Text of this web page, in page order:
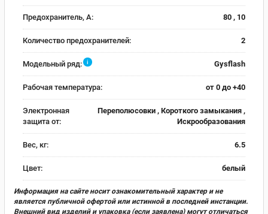
Предохранитель, А: 80 , 10
Количество предохранителей: 2
Модельный ряд: i Gysflash
Рабочая температура: от 0 до +40
Электронная
защита от:
Переполюсовки , Короткого замыкания ,
Искрообразования
Вес, кг: 6.5
Цвет: белый
Информация на сайте носит ознакомительный характер и не
является публичной офертой или истинной в последней инстанции.
Внешний вид изделий и упаковка (если заявлена) могут отличаться